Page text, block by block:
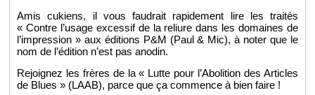
Amis cu­kiens, il vous fau­drait ra­pi­de­ment lire les trai­tés
« Contre l’usage ex­ces­sif de la re­liure dans les do­maines de
l’im­pres­sion » aux édi­tions P&M (Paul & Mic), à noter que le
nom de l’édi­tion n’est pas ano­din.
Re­joi­gnez les frères de la « Lutte pour l’Abo­li­tion des Ar­ticles
de Blues » (LAAB), parce que ça com­mence à bien faire !